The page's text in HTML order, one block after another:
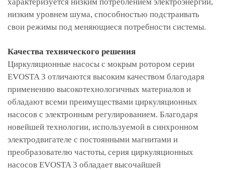
низким уровнем шума, способностью подстраивать
свои режимы под меняющиеся потребности системы.
Качества технического решения
Циркуляционные насосы с мокрым ротором серии
EVOSTA 3 отличаются высоким качеством благодаря
применению высокотехнологичных материалов и
обладают всеми преимуществами циркуляционных
насосов с электронным регулированием. Благодаря
новейшей технологии, используемой в синхронном
электродвигателе с постоянными магнитами и
преобразователю частоты, серия циркуляционных
насосов EVOSTA 3 обладает высочайшей